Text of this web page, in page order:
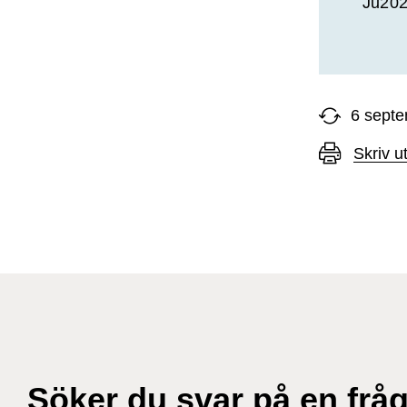
6
Skriv ut
Söker du svar på en